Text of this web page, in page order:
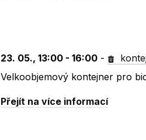
23. 05., 13:00 - 16:00 -
Velkoobjemový kontejner pro
Přejít na více informací